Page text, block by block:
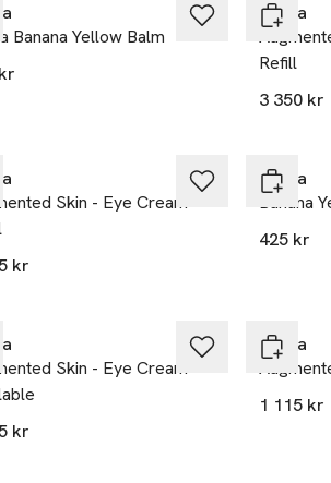
Banana Yellow Balm
Prada
Refill
3 350 kr
Skin - Eye Cream
kr
Prada
Banana
425 kr
Skin - Eye Cream
kr
Prada
1 115 kr